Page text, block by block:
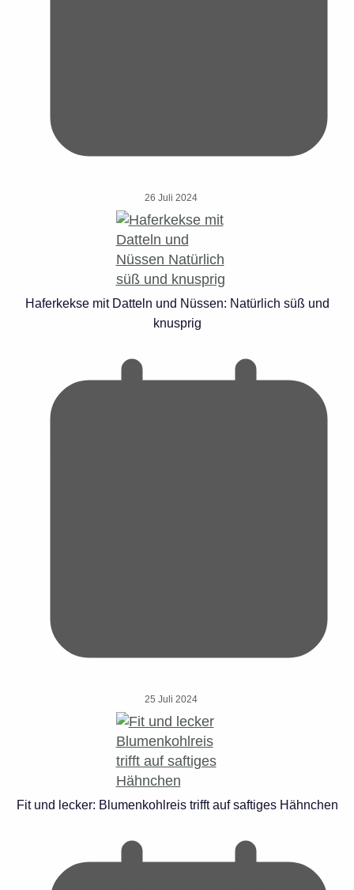
26 Juli 2024
Haferkekse mit Datteln und Nüssen: Natürlich süß und
knusprig
25 Juli 2024
Fit und lecker: Blumenkohlreis trifft auf saftiges Hähnchen